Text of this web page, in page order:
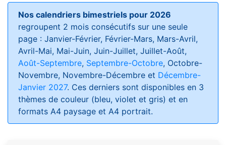
Nos calendriers bimestriels pour 2026
regroupent 2 mois consécutifs sur une seule
page : Janvier-Février, Février-Mars, Mars-Avril,
Avril-Mai, Mai-Juin, Juin-Juillet, Juillet-Août,
Août-Septembre, Septembre-Octobre, Octobre-
Novembre, Novembre-Décembre et Décembre-
Janvier 2027. Ces derniers sont disponibles en 3
thèmes de couleur (bleu, violet et gris) et en
formats A4 paysage et A4 portrait.